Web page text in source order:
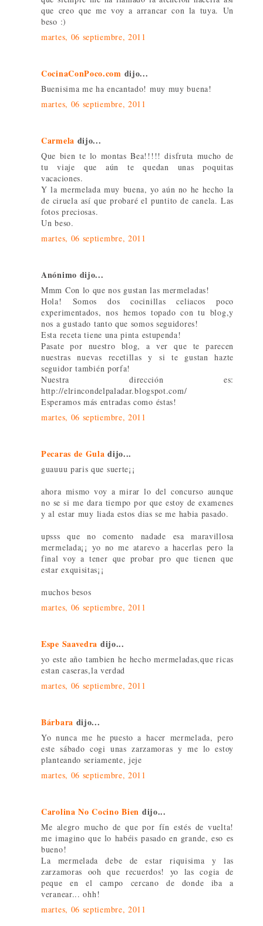
que creo que me voy a arrancar con la tuya. Un
beso :)
martes, 06 septiembre, 2011
CocinaConPoco.com dijo...
Buenisima me ha encantado! muy muy buena!
martes, 06 septiembre, 2011
Carmela dijo...
Que bien te lo montas Bea!!!!! disfruta mucho de
tu viaje que aún te quedan unas poquitas
vacaciones.
Y la mermelada muy buena, yo aún no he hecho la
de ciruela así que probaré el puntito de canela. Las
fotos preciosas.
Un beso.
martes, 06 septiembre, 2011
Anónimo dijo...
Mmm Con lo que nos gustan las mermeladas!
Hola! Somos dos cocinillas celiacos poco
experimentados, nos hemos topado con tu blog,y
nos a gustado tanto que somos seguidores!
Esta receta tiene una pinta estupenda!
Pasate por nuestro blog, a ver que te parecen
nuestras nuevas recetillas y si te gustan hazte
seguidor también porfa!
Nuestra dirección es:
http://elrincondelpaladar.blogspot.com/
Esperamos más entradas como éstas!
martes, 06 septiembre, 2011
Pecaras de Gula dijo...
guauuu paris que suerte¡¡
ahora mismo voy a mirar lo del concurso aunque
no se si me dara tiempo por que estoy de examenes
y al estar muy liada estos dias se me habia pasado.
upsss que no comento nadade esa maravillosa
mermelada¡¡ yo no me atarevo a hacerlas pero la
final voy a tener que probar pro que tienen que
estar exquisitas¡¡
muchos besos
martes, 06 septiembre, 2011
Espe Saavedra dijo...
yo este año tambien he hecho mermeladas,que ricas
estan caseras,la verdad
martes, 06 septiembre, 2011
Bárbara dijo...
Yo nunca me he puesto a hacer mermelada, pero
este sábado cogi unas zarzamoras y me lo estoy
planteando seriamente, jeje
martes, 06 septiembre, 2011
Carolina No Cocino Bien dijo...
Me alegro mucho de que por fín estés de vuelta!
me imagino que lo habéis pasado en grande, eso es
bueno!
La mermelada debe de estar riquisima y las
zarzamoras ooh que recuerdos! yo las cogia de
peque en el campo cercano de donde iba a
veranear... ohh!
martes, 06 septiembre, 2011